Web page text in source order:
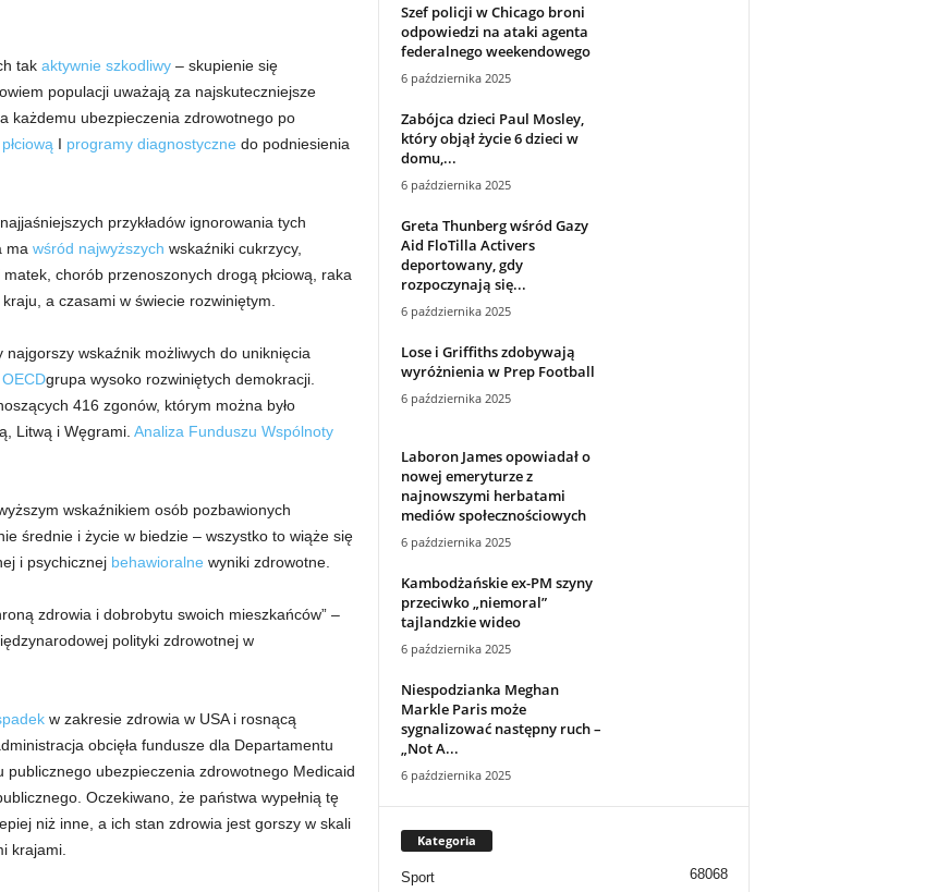
tak aktywnie szkodliwy– skupienie się
populacji uważają za najskuteczniejsze
każdemu ubezpieczenia zdrowotnego po
I programy diagnostyczne do podniesienia
przykładów ignorowania tych
ma wśród najwyższych wskaźniki cukrzycy,
chorób przenoszonych drogą płciową, raka
a czasami w świecie rozwiniętym.
najgorszy wskaźnik możliwych do uniknięcia
OECDgrupa wysoko rozwiniętych demokracji.
416 zgonów, którym można było
Litwą i Węgrami. Analiza Funduszu Wspólnoty
wskaźnikiem osób pozbawionych
średnie i życie w biedzie – wszystko to wiąże się
i psychicznej behawioralne wyniki zdrowotne.
zdrowia i dobrobytu swoich mieszkańców” –
polityki zdrowotnej w
w zakresie zdrowia w USA i rosnącą
obcięła fundusze dla Departamentu
ubezpieczenia zdrowotnego Medicaid
Oczekiwano, że państwa wypełnią tę
niż inne, a ich stan zdrowia jest gorszy w skali
krajami.
Szef policji w Chicago broni
odpowiedzi na ataki agenta
federalnego weekendowego
6 października 2025
Zabójca dzieci Paul Mosley,
który objął życie 6 dzieci w
domu,...
6 października 2025
Greta Thunberg wśród Gazy
Aid FloTilla Activers
deportowany, gdy
rozpoczynają się...
6 października 2025
Lose i Griffiths zdobywają
wyróżnienia w Prep Football
6 października 2025
Laboron James opowiadał o
nowej emeryturze z
najnowszymi herbatami
mediów społecznościowych
6 października 2025
Kambodżańskie ex-PM szyny
przeciwko „niemoral”
tajlandzkie wideo
6 października 2025
Niespodzianka Meghan
Markle Paris może
sygnalizować następny ruch –
„Not A...
6 października 2025
Kategoria
Sport 68068